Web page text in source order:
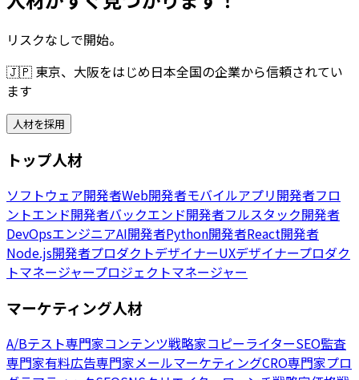
リスクなしで開始。
🇯🇵 東京、大阪をはじめ日本全国の企業から信頼されてい
ます
人材を採用
トップ人材
ソフトウェア開発者Web開発者モバイルアプリ開発者フロ
ントエンド開発者バックエンド開発者フルスタック開発者
DevOpsエンジニアAI開発者Python開発者React開発者
Node.js開発者プロダクトデザイナーUXデザイナープロダク
トマネージャープロジェクトマネージャー
マーケティング人材
A/Bテスト専門家コンテンツ戦略家コピーライターSEO監査
専門家有料広告専門家メールマーケティングCRO専門家プロ